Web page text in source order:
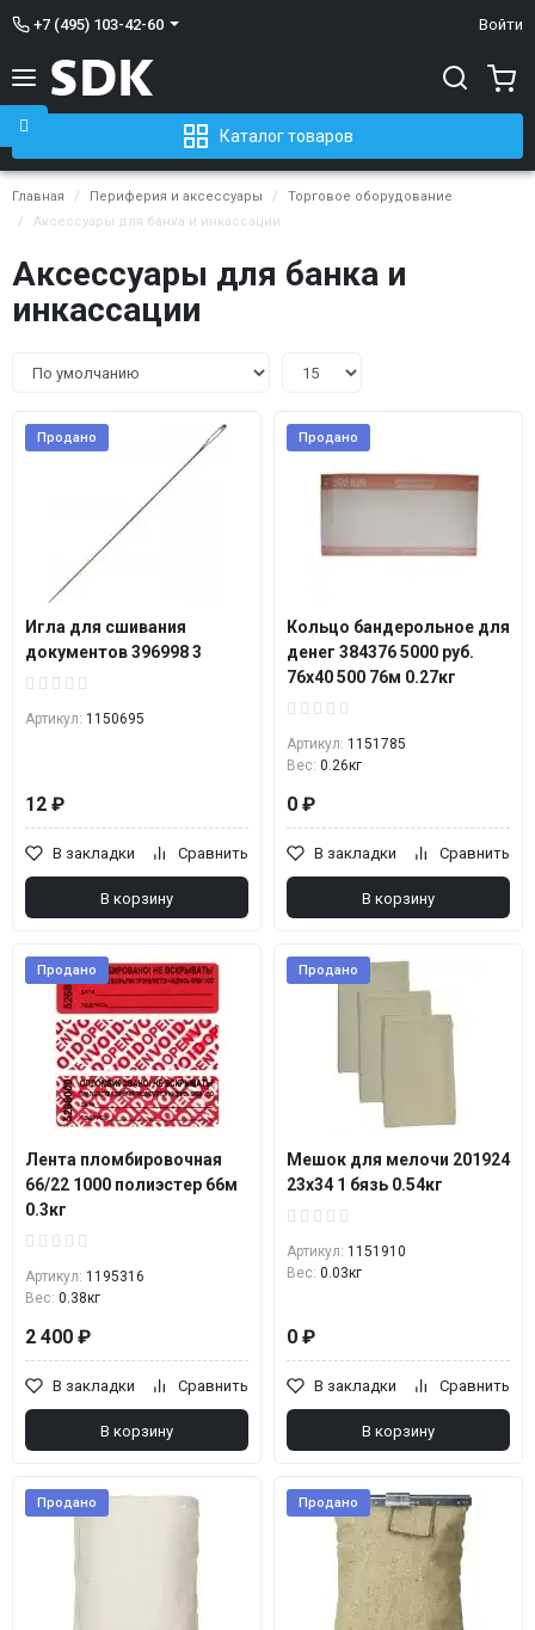
+7 (495) 103-42-60 Войти
Каталог товаров
Главная Периферия и аксессуары
Торговое оборудование
Аксессуары для банка и инкассации
Аксессуары для банка и
инкассации
Продано
Игла для сшивания
документов 396998 3
Артикул: 1150695
12 ₽
В закладки Сравнить
В корзину
Продано
Кольцо бандерольное для
денег 384376 5000 руб.
76х40 500 76м 0.27кг
Артикул: 1151785
Вес: 0.26кг
0 ₽
В закладки Сравнить
В корзину
Продано
Лента пломбировочная
66/22 1000 полиэстер 66м
0.3кг
Артикул: 1195316
Вес: 0.38кг
2 400 ₽
В закладки Сравнить
В корзину
Продано
Мешок для мелочи 201924
23х34 1 бязь 0.54кг
Артикул: 1151910
Вес: 0.03кг
0 ₽
В закладки Сравнить
В корзину
Продано Продано